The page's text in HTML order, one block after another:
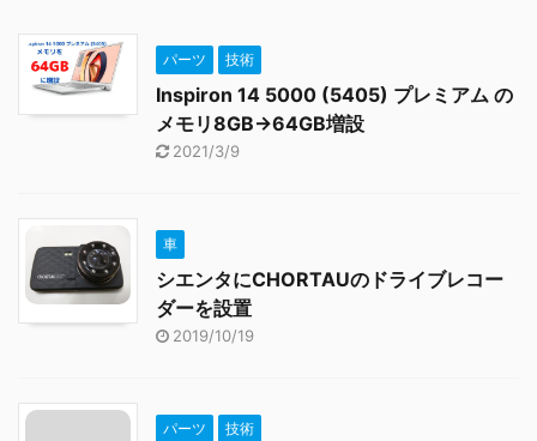
パーツ 技術
Inspiron 14 5000 (5405) プレミアム の
メモリ8GB→64GB増設
2021/3/9
車
シエンタにCHORTAUのドライブレコー
ダーを設置
2019/10/19
パーツ 技術